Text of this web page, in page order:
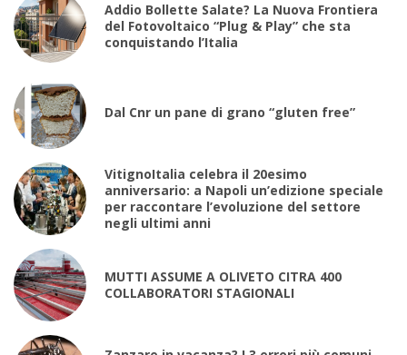
Addio Bollette Salate? La Nuova Frontiera
del Fotovoltaico “Plug & Play” che sta
conquistando l’Italia
Dal Cnr un pane di grano “gluten free”
VitignoItalia celebra il 20esimo
anniversario: a Napoli un’edizione speciale
per raccontare l’evoluzione del settore
negli ultimi anni
MUTTI ASSUME A OLIVETO CITRA 400
COLLABORATORI STAGIONALI